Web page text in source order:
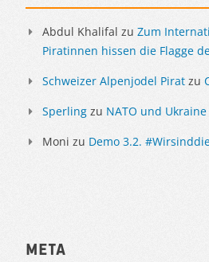
Abdul Khalifal zu Zum
Piratinnen hissen die Flagge
Schweizer Alpenjodel Pirat zu
Sperling zu NATO und Ukraine
Moni zu Demo 3.2.
Meta